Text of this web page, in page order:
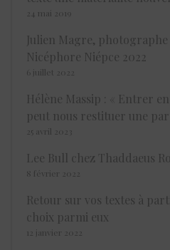
24 mai 2019
Julien Magre,
Nicéphore Niépce 2022
6 juillet 2022
Hélène Massip : « Entrer
peut nous restituer une
25 avril 2023
Lee Bull chez Thaddaeus
8 février 2022
Retour sur vos textes à
choix parmi eux
12 janvier 2022